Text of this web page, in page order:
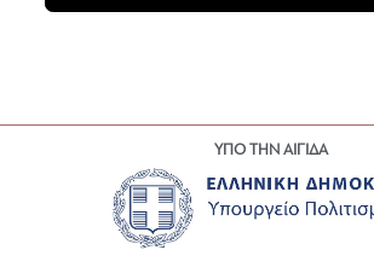
ΥΠΟ ΤΗΝ ΑΙΓΙΔΑ